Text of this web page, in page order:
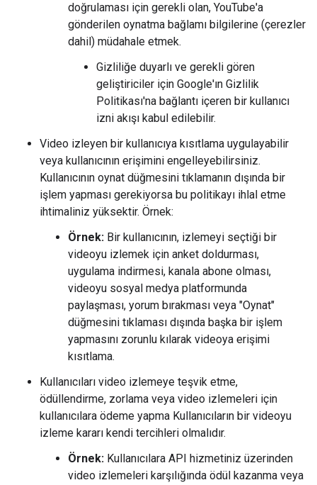
doğrulaması için gerekli olan, YouTube'a
gönderilen oynatma bağlamı bilgilerine (çerezler
dahil) müdahale etmek.
Gizliliğe duyarlı ve gerekli gören
geliştiriciler için Google'ın Gizlilik
Politikası'na bağlantı içeren bir kullanıcı
izni akışı kabul edilebilir.
Video izleyen bir kullanıcıya kısıtlama uygulayabilir
veya kullanıcının erişimini engelleyebilirsiniz.
Kullanıcının oynat düğmesini tıklamanın dışında bir
işlem yapması gerekiyorsa bu politikayı ihlal etme
ihtimaliniz yüksektir. Örnek:
Örnek: Bir kullanıcının, izlemeyi seçtiği bir
videoyu izlemek için anket doldurması,
uygulama indirmesi, kanala abone olması,
videoyu sosyal medya platformunda
paylaşması, yorum bırakması veya "Oynat"
düğmesini tıklaması dışında başka bir işlem
yapmasını zorunlu kılarak videoya erişimi
kısıtlama.
Kullanıcıları video izlemeye teşvik etme,
ödüllendirme, zorlama veya video izlemeleri için
kullanıcılara ödeme yapma Kullanıcıların bir videoyu
izleme kararı kendi tercihleri olmalıdır.
Örnek: Kullanıcılara API hizmetiniz üzerinden
video izlemeleri karşılığında ödül kazanma veya